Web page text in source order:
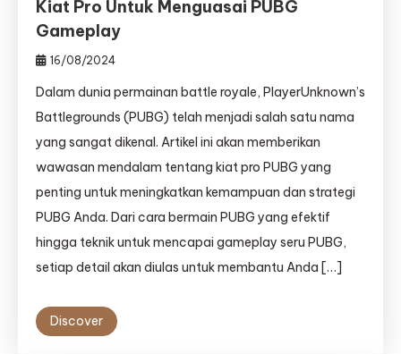
Kiat Pro Untuk Menguasai PUBG
Gameplay
16/08/2024
Dalam dunia permainan battle royale, PlayerUnknown’s
Battlegrounds (PUBG) telah menjadi salah satu nama
yang sangat dikenal. Artikel ini akan memberikan
wawasan mendalam tentang kiat pro PUBG yang
penting untuk meningkatkan kemampuan dan strategi
PUBG Anda. Dari cara bermain PUBG yang efektif
hingga teknik untuk mencapai gameplay seru PUBG,
setiap detail akan diulas untuk membantu Anda […]
Discover